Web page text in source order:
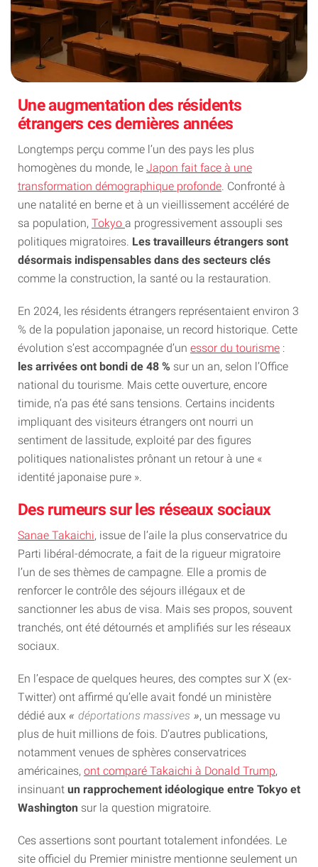
Une augmentation des résidents
étrangers ces dernières années
Longtemps perçu comme l’un des pays les plus
homogènes du monde, le Japon fait face à une
transformation démographique profonde. Confronté à
une natalité en berne et à un vieillissement accéléré de
sa population, Tokyo a progressivement assoupli ses
politiques migratoires. Les travailleurs étrangers sont
désormais indispensables dans des secteurs clés
comme la construction, la santé ou la restauration.
En 2024, les résidents étrangers représentaient environ 3
% de la population japonaise, un record historique. Cette
évolution s’est accompagnée d’un essor du tourisme :
les arrivées ont bondi de 48 % sur un an, selon l’Office
national du tourisme. Mais cette ouverture, encore
timide, n’a pas été sans tensions. Certains incidents
impliquant des visiteurs étrangers ont nourri un
sentiment de lassitude, exploité par des figures
politiques nationalistes prônant un retour à une «
identité japonaise pure ».
Des rumeurs sur les réseaux sociaux
Sanae Takaichi, issue de l’aile la plus conservatrice du
Parti libéral-démocrate, a fait de la rigueur migratoire
l’un de ses thèmes de campagne. Elle a promis de
renforcer le contrôle des séjours illégaux et de
sanctionner les abus de visa. Mais ses propos, souvent
tranchés, ont été détournés et amplifiés sur les réseaux
sociaux.
En l’espace de quelques heures, des comptes sur X (ex-
Twitter) ont affirmé qu’elle avait fondé un ministère
dédié aux
déportations massives
, un message vu
plus de huit millions de fois. D’autres publications,
notamment venues de sphères conservatrices
américaines, ont comparé Takaichi à Donald Trump,
insinuant un rapprochement idéologique entre Tokyo et
Washington sur la question migratoire.
Ces assertions sont pourtant totalement infondées. Le
site officiel du Premier ministre mentionne seulement un